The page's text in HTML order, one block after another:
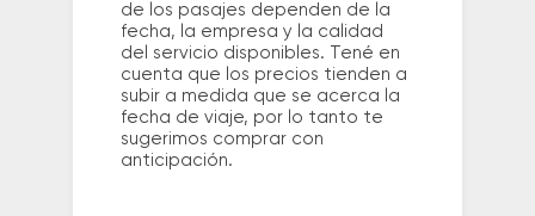
de los pasajes dependen de la
fecha, la empresa y la calidad
del servicio disponibles. Tené en
cuenta que los precios tienden a
subir a medida que se acerca la
fecha de viaje, por lo tanto te
sugerimos comprar con
anticipación.